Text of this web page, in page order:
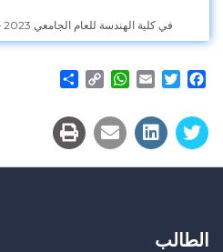
في كلية الهندسة للعام الجامعي 2023 – 2024
Facebook
Twitter
Email
WhatsApp
Copy
الطالب